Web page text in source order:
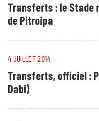
Transferts : le Stade
de Pitroipa
4 JUILLET 2014
Transferts, officiel :
Dabi)